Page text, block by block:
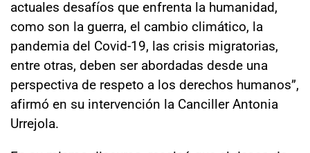
actuales desafíos que enfrenta la humanidad,
como son la guerra, el cambio climático, la
pandemia del Covid-19, las crisis migratorias,
entre otras, deben ser abordadas desde una
perspectiva de respeto a los derechos humanos”,
afirmó en su intervención la Canciller Antonia
Urrejola.